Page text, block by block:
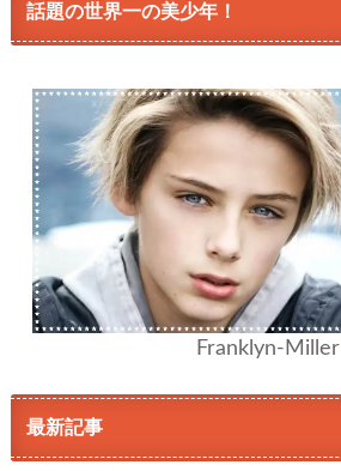
話題の世界一の美少年！
Franklyn-Miller
最新記事